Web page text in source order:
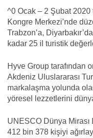
^0 Ocak – 2 Şubat
Kongre Merkezi’nde
Trabzon’a,
kadar 25 il turistik
Hyve Group tarafından
Akdeniz Uluslararası
markalaşma yolunda
yöresel lezzetlerini
UNESCO Dünya Mirası
412 bin 378 kişiyi